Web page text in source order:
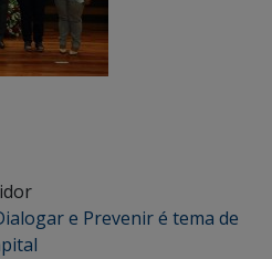
e Prevenir é tema de